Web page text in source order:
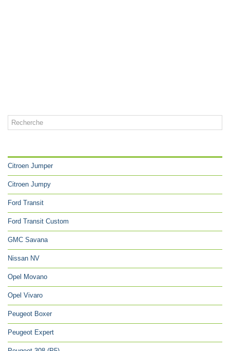
Citroen Jumper
Citroen Jumpy
Ford Transit
Ford Transit Custom
GMC Savana
Nissan NV
Opel Movano
Opel Vivaro
Peugeot Boxer
Peugeot Expert